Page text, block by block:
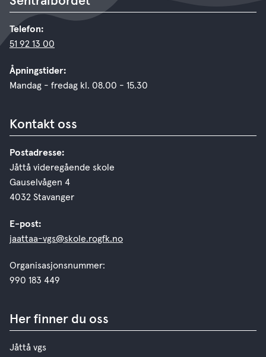
Telefon:
51 92 13 00
Åpningstider:
Mandag - fredag kl. 08.00 - 15.30
Kontakt oss
Postadresse:
Jåttå videregående skole
Gauselvågen 4
4032 Stavanger
E-post:
jaattaa-vgs@skole.rogfk.no
Organisasjonsnummer:
990 183 449
Her finner du oss
Jåttå vgs